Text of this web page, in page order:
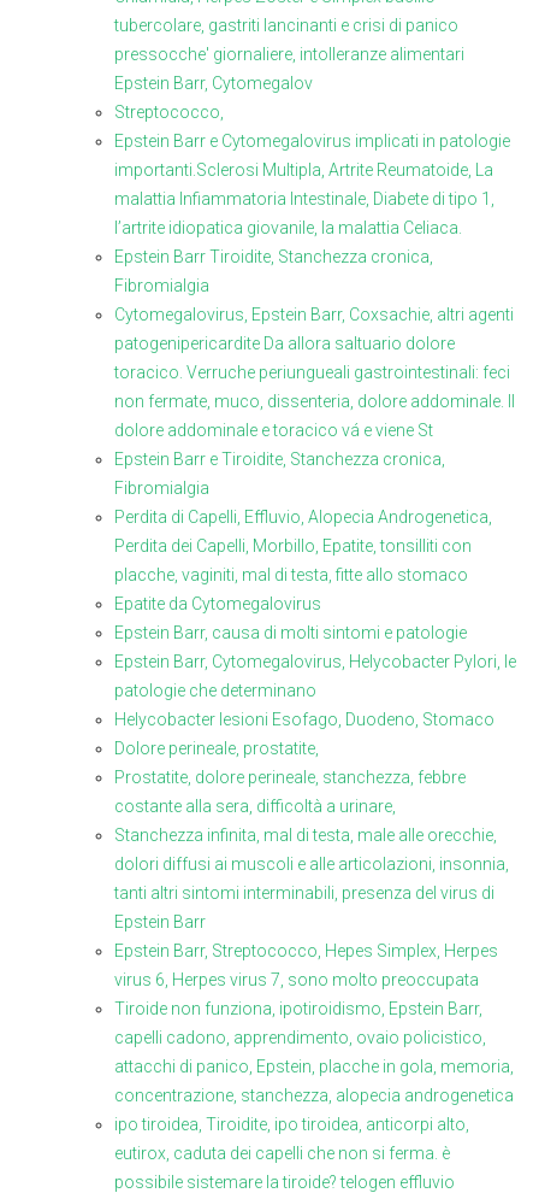
tubercolare, gastriti lancinanti e crisi di panico
pressocche' giornaliere, intolleranze alimentari
Epstein Barr, Cytomegalov
Streptococco,
Epstein Barr e Cytomegalovirus implicati in patologie
importanti.Sclerosi Multipla, Artrite Reumatoide, La
malattia Infiammatoria Intestinale, Diabete di tipo 1,
l’artrite idiopatica giovanile, la malattia Celiaca.
Epstein Barr Tiroidite, Stanchezza cronica,
Fibromialgia
Cytomegalovirus, Epstein Barr, Coxsachie, altri agenti
patogenipericardite Da allora saltuario dolore
toracico. Verruche periungueali gastrointestinali: feci
non fermate, muco, dissenteria, dolore addominale. Il
dolore addominale e toracico vá e viene St
Epstein Barr e Tiroidite, Stanchezza cronica,
Fibromialgia
Perdita di Capelli, Effluvio, Alopecia Androgenetica,
Perdita dei Capelli, Morbillo, Epatite, tonsilliti con
placche, vaginiti, mal di testa, fitte allo stomaco
Epatite da Cytomegalovirus
Epstein Barr, causa di molti sintomi e patologie
Epstein Barr, Cytomegalovirus, Helycobacter Pylori, le
patologie che determinano
Helycobacter lesioni Esofago, Duodeno, Stomaco
Dolore perineale, prostatite,
Prostatite, dolore perineale, stanchezza, febbre
costante alla sera, difficoltà a urinare,
Stanchezza infinita, mal di testa, male alle orecchie,
dolori diffusi ai muscoli e alle articolazioni, insonnia,
tanti altri sintomi interminabili, presenza del virus di
Epstein Barr
Epstein Barr, Streptococco, Hepes Simplex, Herpes
virus 6, Herpes virus 7, sono molto preoccupata
Tiroide non funziona, ipotiroidismo, Epstein Barr,
capelli cadono, apprendimento, ovaio policistico,
attacchi di panico, Epstein, placche in gola, memoria,
concentrazione, stanchezza, alopecia androgenetica
ipo tiroidea, Tiroidite, ipo tiroidea, anticorpi alto,
eutirox, caduta dei capelli che non si ferma. è
possibile sistemare la tiroide? telogen effluvio